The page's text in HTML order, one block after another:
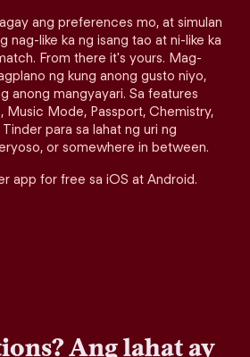
ang preferences mo, at simulan
nag-like ka ng isang tao at ni-like ka
From there it's yours. Mag-
ng kung anong gusto niyo,
anong mangyayari. Sa features
Music Mode, Passport, Chemistry,
para sa lahat ng uri ng
or somewhere in between.
app for free sa iOS at Android.
Ang lahat ay